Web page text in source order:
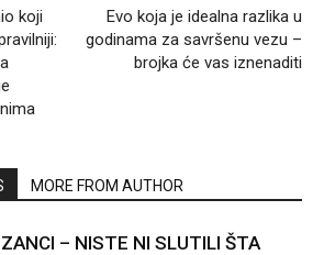
koji
Evo koja je idealna razlika u
godinama za savršenu vezu –
brojka će vas iznenaditi
MORE FROM AUTHOR
– NISTE NI SLUTILI ŠTA